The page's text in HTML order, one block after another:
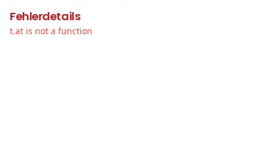
Fehlerdetails
t.at is not a function